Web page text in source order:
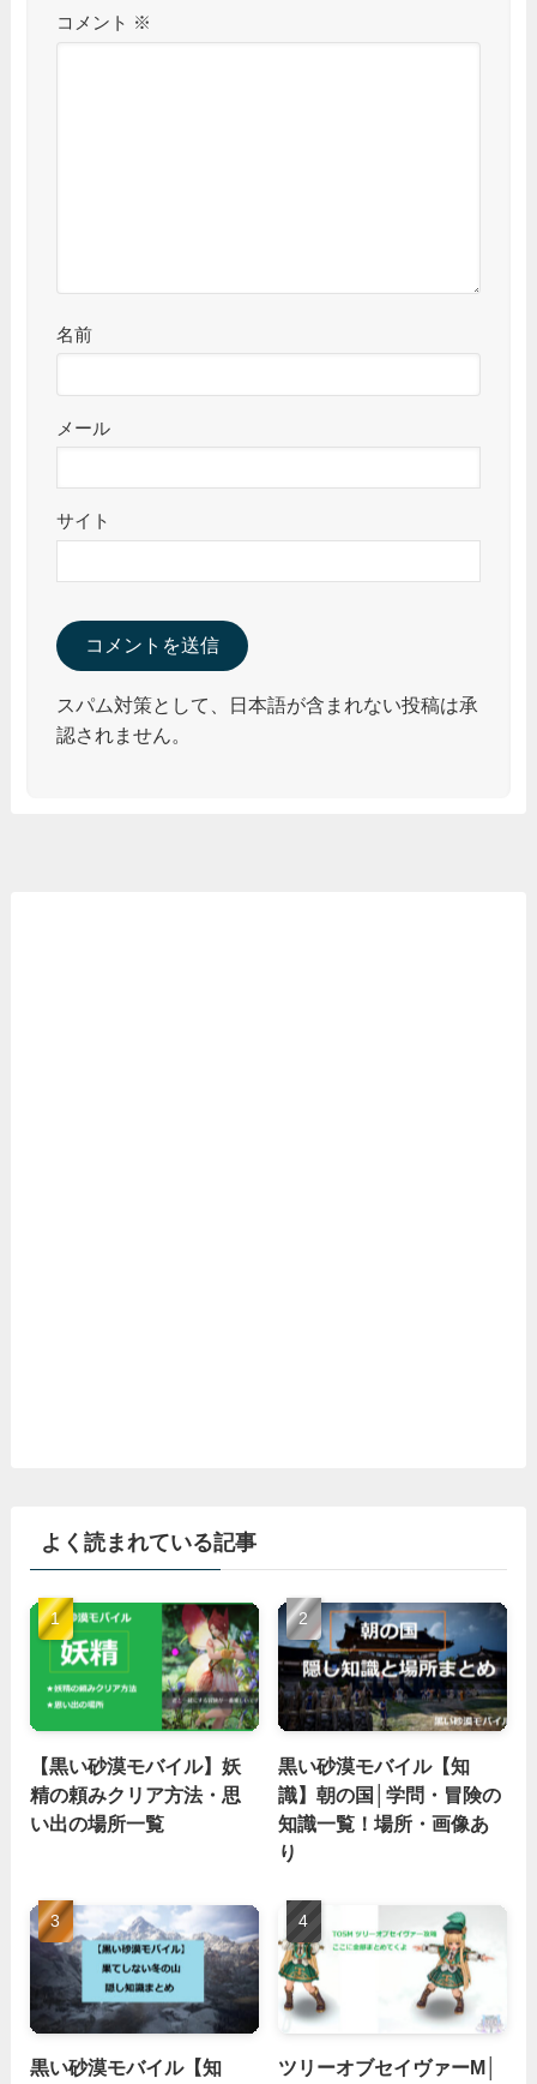
コメント ※
名前
メール
サイト
スパム対策として、日本語が含まれない投稿は承
認されません。
よく読まれている記事
【黒い砂漠モバイル】妖
精の頼みクリア方法・思
い出の場所一覧
黒い砂漠モバイル【知
識】朝の国│学問・冒険の
知識一覧！場所・画像あ
り
黒い砂漠モバイル【知
ツリーオブセイヴァーM│